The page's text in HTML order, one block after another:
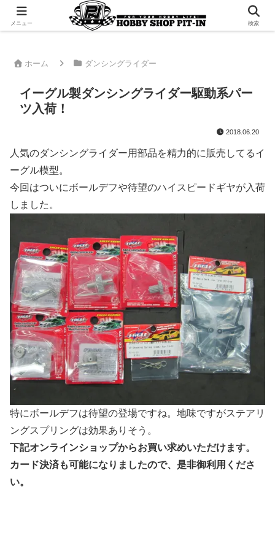
千葉県君津市でラジコンやプラモデルを販売。 ピットインのウェブサイトです
ホーム ダンシングライダー
イーグル製ダンシングライダー駆動系パー
ツ入荷！
2018.06.20
人気のダンシングライダー用部品を精力的に販売してるイ
ーグル模型。
今回はついにボールデフや待望のハイスピードギヤが入荷
しました。
特にボールデフは待望の登場ですね。地味ですがステアリ
ングスプリングは効果ありそう。
下記オンラインショップからお買い求めいただけます。
カード決済も可能になりましたので、是非御利用くださ
い。
メニュー 検索